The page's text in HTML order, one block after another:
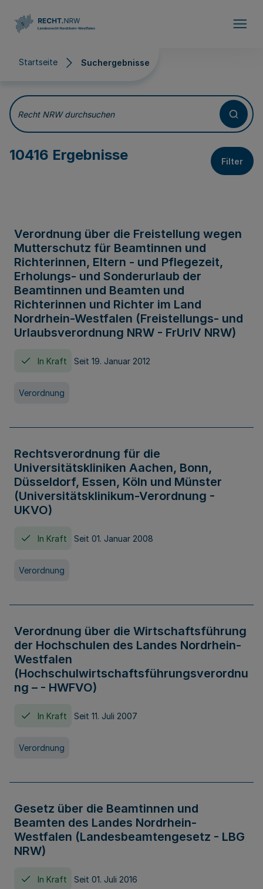
Startseite Suchergebnisse
Suchergebnisse
Recht NRW durchsuchen
10416 Ergebnisse Filter
Verordnung über die Freistellung wegen
Mutterschutz für Beamtinnen und
Richterinnen, Eltern - und Pflegezeit,
Erholungs- und Sonderurlaub der
Beamtinnen und Beamten und
Richterinnen und Richter im Land
Nordrhein-Westfalen (Freistellungs- und
Urlaubsverordnung NRW - FrUrlV NRW)
In Kraft Seit 19. Januar 2012
Verordnung
Rechtsverordnung für die
Universitätskliniken Aachen, Bonn,
Düsseldorf, Essen, Köln und Münster
(Universitätsklinikum-Verordnung -
UKVO)
In Kraft Seit 01. Januar 2008
Verordnung
Verordnung über die Wirtschaftsführung
der Hochschulen des Landes Nordrhein-
Westfalen
(Hochschulwirtschaftsführungsverordnu
ng – - HWFVO)
In Kraft Seit 11. Juli 2007
Verordnung
Gesetz über die Beamtinnen und
Beamten des Landes Nordrhein-
Westfalen (Landesbeamtengesetz - LBG
NRW)
In Kraft Seit 01. Juli 2016